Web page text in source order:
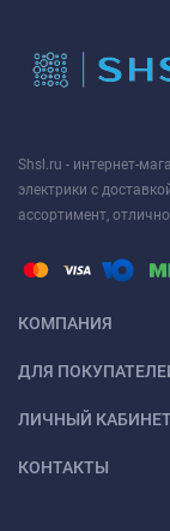
Shsl.ru - интернет-
электрики с
ассортимент,
КОМПАНИЯ
ДЛЯ
ЛИЧНЫЙ КАБИНЕТ
КОНТАКТЫ